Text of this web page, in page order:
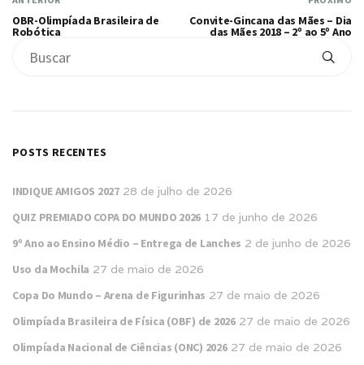
OBR-Olimpíada Brasileira de
Robótica
Convite-Gincana das Mães – Dia
das Mães 2018 – 2º ao 5º Ano
POSTS RECENTES
INDIQUE AMIGOS 2027 28 de julho de 2026
QUIZ PREMIADO COPA DO MUNDO 2026 17 de junho de 2026
9º Ano ao Ensino Médio – Entrega de Lanches 2 de junho de 2026
Uso da Mochila 27 de maio de 2026
Copa Do Mundo – Arena de Figurinhas 27 de maio de 2026
Olimpíada Brasileira de Física (OBF) de 2026 27 de maio de 2026
Olimpíada Nacional de Ciências (ONC) 2026 27 de maio de 2026